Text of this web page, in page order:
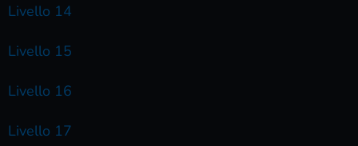
Livello 14
Livello 15
Livello 16
Livello 17